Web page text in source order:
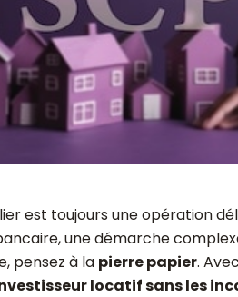
est toujours une opération
une démarche
pensez à la pierre papier.
locatif sans les